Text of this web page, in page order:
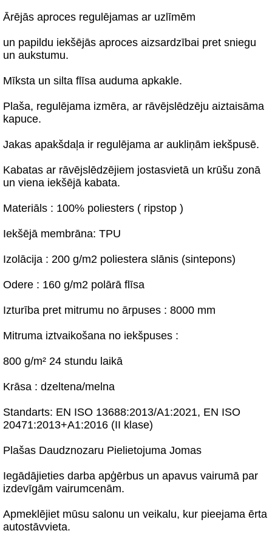
Ārējās aproces regulējamas ar uzlīmēm
un papildu iekšējās aproces aizsardzībai pret sniegu
un aukstumu.
Mīksta un silta flīsa auduma apkakle.
Plaša, regulējama izmēra, ar rāvējslēdzēju aiztaisāma
kapuce.
Jakas apakšdaļa ir regulējama ar aukliņām iekšpusē.
Kabatas ar rāvējslēdzējiem jostasvietā un krūšu zonā
un viena iekšējā kabata.
Materiāls : 100% poliesters ( ripstop )
Iekšējā membrāna: TPU
Izolācija : 200 g/m2 poliestera slānis (sintepons)
Odere : 160 g/m2 polārā flīsa
Izturība pret mitrumu no ārpuses : 8000 mm
Mitruma iztvaikošana no iekšpuses :
800 g/m² 24 stundu laikā
Krāsa : dzeltena/melna
Standarts: EN ISO 13688:2013/A1:2021, EN ISO
20471:2013+A1:2016 (II klase)
Plašas Daudznozaru Pielietojuma Jomas
Iegādājieties darba apģērbus un apavus vairumā par
izdevīgām vairumcenām.
Apmeklējiet mūsu salonu un veikalu, kur pieejama ērta
autostāvvieta.